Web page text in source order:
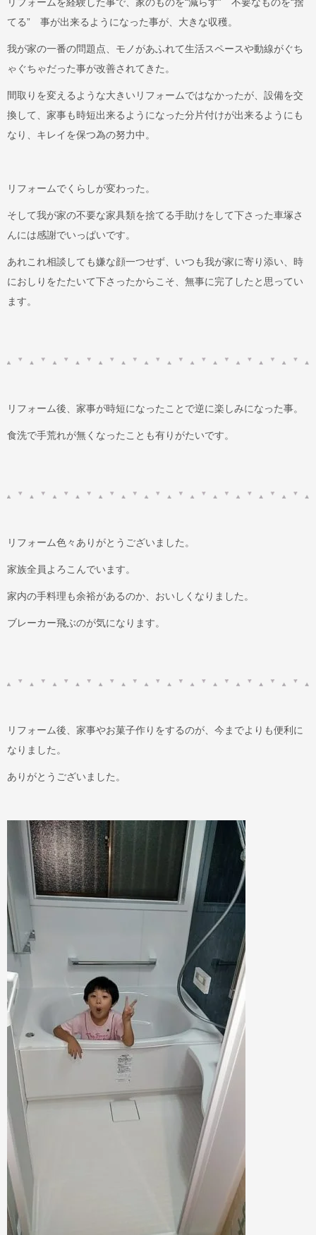
てる” 事が出来るようになった事が、大きな収穫。
我が家の一番の問題点、モノがあふれて生活スペースや動線がぐち
ゃぐちゃだった事が改善されてきた。
間取りを変えるような大きいリフォームではなかったが、設備を交
換して、家事も時短出来るようになった分片付けが出来るようにも
なり、キレイを保つ為の努力中。
リフォームでくらしが変わった。
そして我が家の不要な家具類を捨てる手助けをして下さった車塚さ
んには感謝でいっぱいです。
あれこれ相談しても嫌な顔一つせず、いつも我が家に寄り添い、時
におしりをたたいて下さったからこそ、無事に完了したと思ってい
ます。
リフォーム後、家事が時短になったことで逆に楽しみになった事。
食洗で手荒れが無くなったことも有りがたいです。
リフォーム色々ありがとうございました。
家族全員よろこんでいます。
家内の手料理も余裕があるのか、おいしくなりました。
ブレーカー飛ぶのが気になります。
リフォーム後、家事やお菓子作りをするのが、今までよりも便利に
なりました。
ありがとうございました。